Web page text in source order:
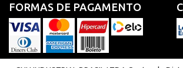
FORMAS DE PAGAMENTO